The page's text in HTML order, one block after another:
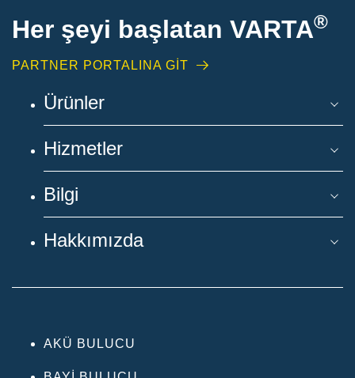
Her şeyi başlatan VARTA®
PARTNER PORTALINA GİT
Ürünler
Hizmetler
Bilgi
Hakkımızda
AKÜ BULUCU